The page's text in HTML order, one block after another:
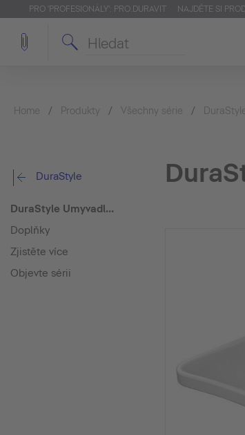
PRO 'PROFESIONÁLY': PRO.DURAVIT NAJDĚTE SI
Home Produkty Všechny série
DuraStyle
DuraStyle Umyvadlo Vital
Doplňky
Zjistěte více
Objevte sérii